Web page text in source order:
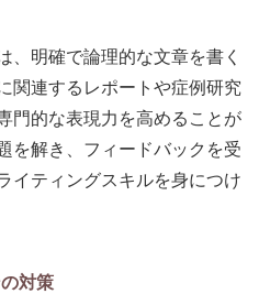
、明確で論理的な文章を書く
関連するレポートや症例研究
門的な表現力を高めることが
を解き、フィードバックを受
イティングスキルを身につけ
対策